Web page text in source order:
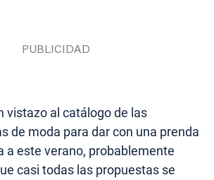
vistazo al catálogo de las
de moda para dar con una prenda
a este verano, probablemente
casi todas las propuestas se